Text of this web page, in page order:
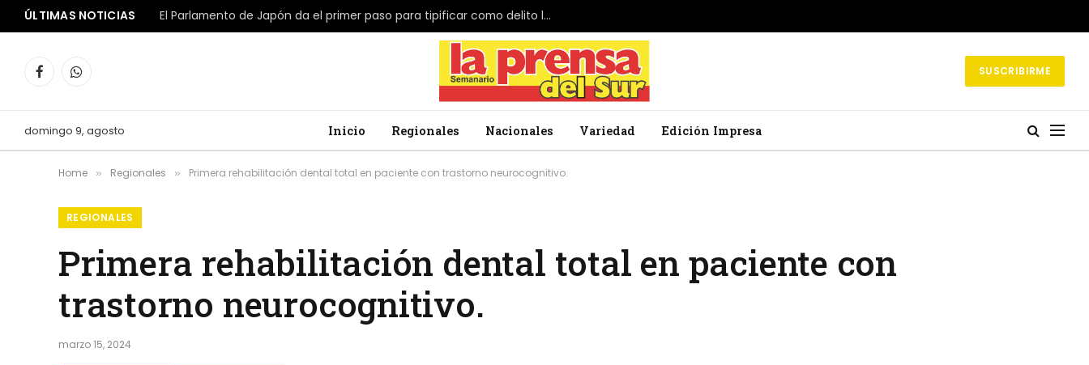
ÚLTIMAS NOTICIAS El Parlamento de Japón da el primer paso para tipificar como delito la profanación de la bandera nacional
FacebookWhatsApp SUSCRIBIRME
domingo 9, agosto Inicio Regionales Nacionales Variedad Edición Impresa
Home » Regionales » Primera rehabilitación dental total en paciente con trastorno neurocognitivo.
REGIONALES
Primera rehabilitación dental total en paciente con
trastorno neurocognitivo.
marzo 15, 2024